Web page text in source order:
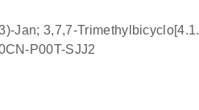
Jan; 3,7,7-
P00T-SJJ2